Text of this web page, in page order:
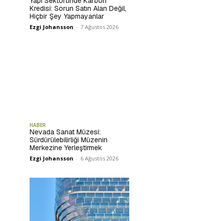
Kredisi: Sorun Satın Alan Değil,
Hiçbir Şey Yapmayanlar
Ezgi Johansson - 7 Ağustos 2026
HABER
Nevada Sanat Müzesi:
Sürdürülebilirliği Müzenin
Merkezine Yerleştirmek
Ezgi Johansson - 6 Ağustos 2026